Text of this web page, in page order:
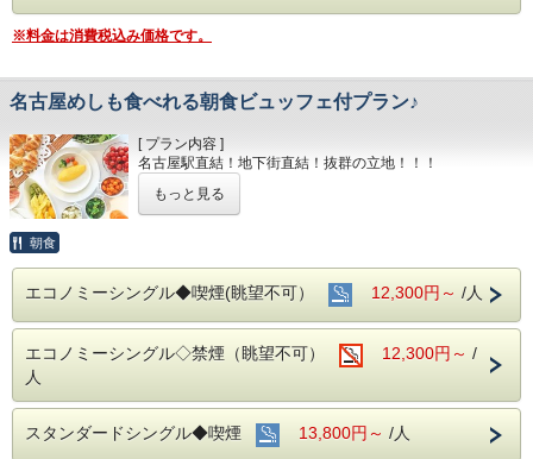
※料金は消費税込み価格です。
名古屋めしも食べれる朝食ビュッフェ付プラン♪
[ プラン内容 ]
名古屋駅直結！地下街直結！抜群の立地！！！
もちろんお部屋でインターネット接続可能！
電気スタンドの貸し出しもあり
会が多い場所を
アルコール消毒を行っております。
当ホテルの客室は窓が開放出来る為、簡単に空気を入れ替
清掃時は常に換気をして新鮮な空気に入れ替えておりま
す。
もっと見る
朝食
エコノミーシングル◆喫煙(眺望不可） 12,300円～ /人
エコノミーシングル◇禁煙（眺望不可） 12,300円～ /
人
スタンダードシングル◆喫煙 13,800円～ /人